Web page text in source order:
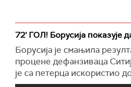
72' ГОЛ! Борусија показује
Борусија је смањила
процене дефанзиваца
је са петерца искористио